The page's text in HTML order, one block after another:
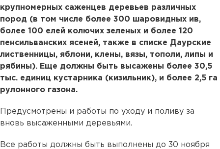
крупномерных саженцев деревьев различных
пород (в том числе более 300 шаровидных ив,
более 100 елей колючих зеленых и более 120
пенсильванских ясеней, также в списке Даурские
лиственницы, яблони, клены, вязы, тополи, липы и
рябины). Еще должны быть высажены более 30,5
тыс. единиц кустарника (кизильник), и более 2,5 га
рулонного газона.
Предусмотрены и работы по уходу и поливу за
вновь высаженными деревьями.
Все работы должны быть выполнены до 30 ноября